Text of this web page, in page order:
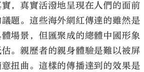
，真實活潑地呈現在人們的面前
題。這些海外網紅傳達的雖然是
場景，但匯聚成的總體中國形象
。親歷者的親身體驗是難以被屏
扭曲。這樣的傳播達到的效果是